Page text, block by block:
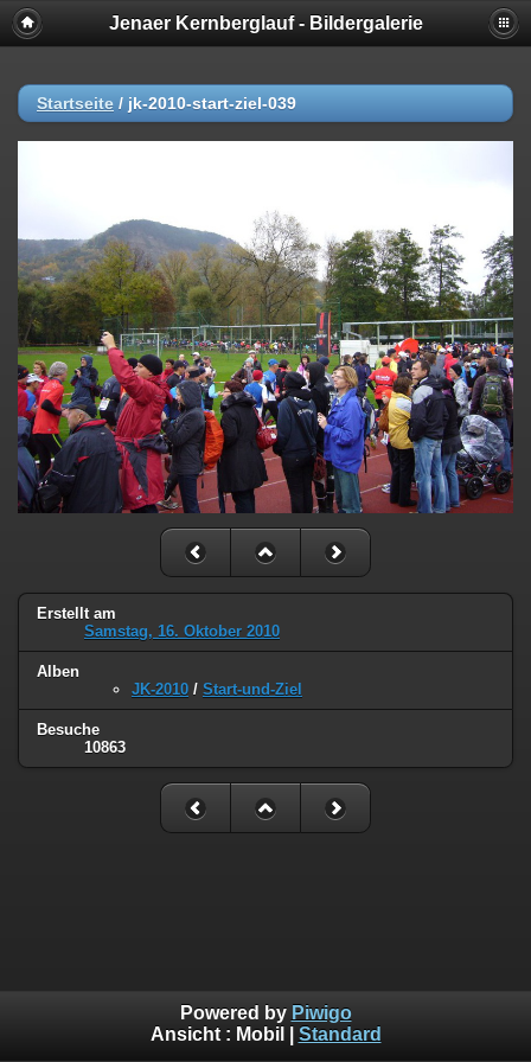
Jenaer Kernberglauf - Bildergalerie
Startseite / jk-2010-start-ziel-039
Erstellt am
Samstag, 16. Oktober 2010
Alben
JK-2010 / Start-und-Ziel
Besuche
10863
Powered by Piwigo
Ansicht : Mobil Standard